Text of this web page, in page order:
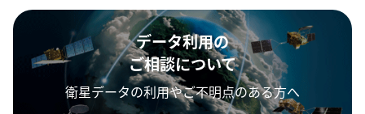
データ利用の
ご相談について
衛星データの利用やご不明点のある方へ